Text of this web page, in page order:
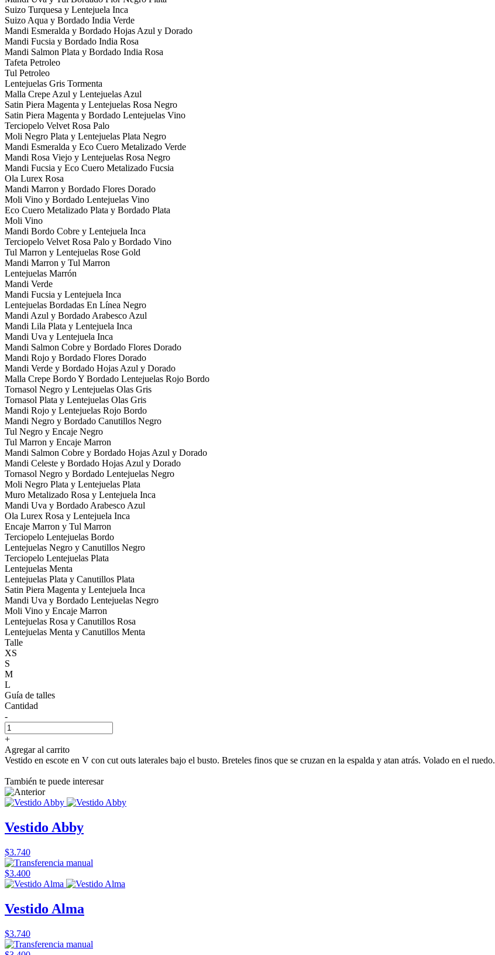
Suizo Turquesa y Lentejuela Inca
Suizo Aqua y Bordado India Verde
Mandi Esmeralda y Bordado Hojas Azul y Dorado
Mandi Fucsia y Bordado India Rosa
Mandi Salmon Plata y Bordado India Rosa
Tafeta Petroleo
Tul Petroleo
Lentejuelas Gris Tormenta
Malla Crepe Azul y Lentejuelas Azul
Satin Piera Magenta y Lentejuelas Rosa Negro
Satin Piera Magenta y Bordado Lentejuelas Vino
Terciopelo Velvet Rosa Palo
Moli Negro Plata y Lentejuelas Plata Negro
Mandi Esmeralda y Eco Cuero Metalizado Verde
Mandi Rosa Viejo y Lentejuelas Rosa Negro
Mandi Fucsia y Eco Cuero Metalizado Fucsia
Ola Lurex Rosa
Mandi Marron y Bordado Flores Dorado
Moli Vino y Bordado Lentejuelas Vino
Eco Cuero Metalizado Plata y Bordado Plata
Moli Vino
Mandi Bordo Cobre y Lentejuela Inca
Terciopelo Velvet Rosa Palo y Bordado Vino
Tul Marron y Lentejuelas Rose Gold
Mandi Marron y Tul Marron
Lentejuelas Marrón
Mandi Verde
Mandi Fucsia y Lentejuela Inca
Lentejuelas Bordadas En Línea Negro
Mandi Azul y Bordado Arabesco Azul
Mandi Lila Plata y Lentejuela Inca
Mandi Uva y Lentejuela Inca
Mandi Salmon Cobre y Bordado Flores Dorado
Mandi Rojo y Bordado Flores Dorado
Mandi Verde y Bordado Hojas Azul y Dorado
Malla Crepe Bordo Y Bordado Lentejuelas Rojo Bordo
Tornasol Negro y Lentejuelas Olas Gris
Tornasol Plata y Lentejuelas Olas Gris
Mandi Rojo y Lentejuelas Rojo Bordo
Mandi Negro y Bordado Canutillos Negro
Tul Negro y Encaje Negro
Tul Marron y Encaje Marron
Mandi Salmon Cobre y Bordado Hojas Azul y Dorado
Mandi Celeste y Bordado Hojas Azul y Dorado
Tornasol Negro y Bordado Lentejuelas Negro
Moli Negro Plata y Lentejuelas Plata
Muro Metalizado Rosa y Lentejuela Inca
Mandi Uva y Bordado Arabesco Azul
Ola Lurex Rosa y Lentejuela Inca
Encaje Marron y Tul Marron
Terciopelo Lentejuelas Bordo
Lentejuelas Negro y Canutillos Negro
Terciopelo Lentejuelas Plata
Lentejuelas Menta
Lentejuelas Plata y Canutillos Plata
Satin Piera Magenta y Lentejuela Inca
Mandi Uva y Bordado Lentejuelas Negro
Moli Vino y Encaje Marron
Lentejuelas Rosa y Canutillos Rosa
Lentejuelas Menta y Canutillos Menta
Talle
XS
S
M
L
Guía de talles
Cantidad
-
+
Agregar al carrito
Vestido en escote en V con cut outs laterales bajo el busto. Breteles finos que se cruzan en la espalda y atan atrás. Volado en el ruedo.
También te puede interesar
Vestido Abby
$3.740
$3.400
Vestido Alma
$3.740